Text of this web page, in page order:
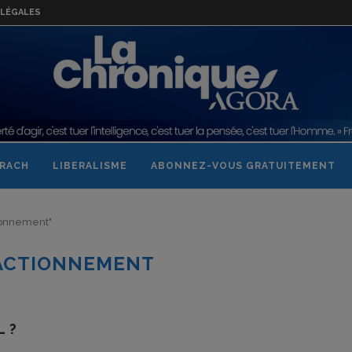
LIBERALISME ABONNEZ-VOUS GRATUITEMENT
?